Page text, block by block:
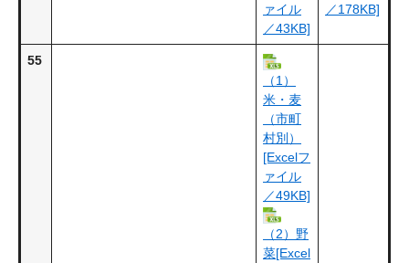
ァイル
／43KB]
／178KB]
55
（1）
米・麦
（市町
村別）
[Excelフ
ァイル
／49KB]
（2）野
菜[Excel